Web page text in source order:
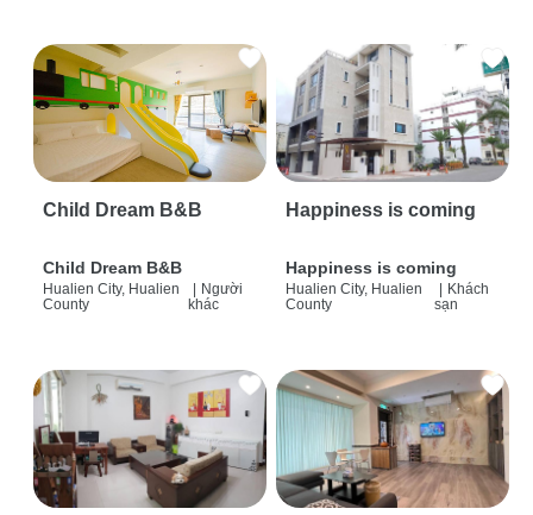
Child Dream B&B
Child Dream B&B
Hualien City, Hualien
County
Người
khác
Happiness is coming
Happiness is coming
Hualien City, Hualien
County
Khách
sạn